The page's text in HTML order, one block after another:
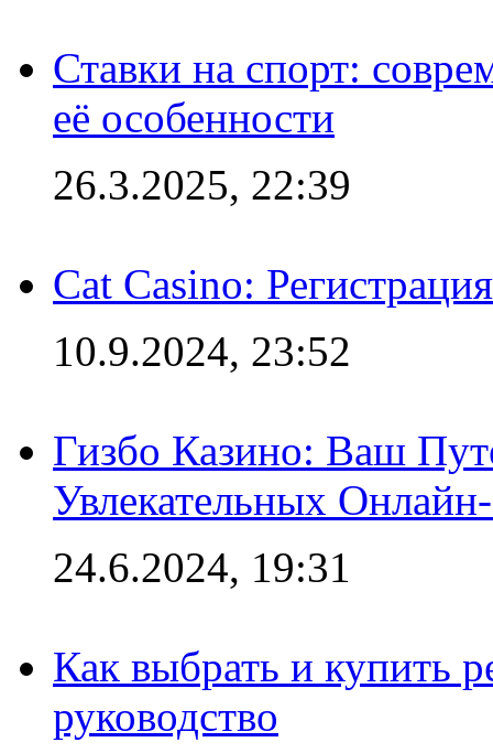
Ставки на спорт:
её особенности
26.3.2025, 22:39
Cat Casino:
10.9.2024, 23:52
Гизбо Казино: Ваш
Увлекательных
24.6.2024, 19:31
Как выбрать и купить
руководство